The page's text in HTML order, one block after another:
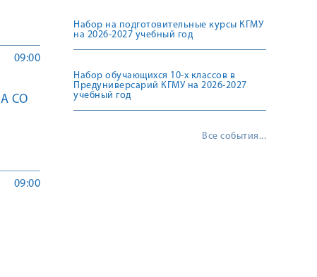
09:00
СО
09:00
Набор на подготовительные курсы КГМУ
на 2026-2027 учебный год
Набор обучающихся 10-х классов в
Предуниверсарий КГМУ на 2026-2027
учебный год
Все события...